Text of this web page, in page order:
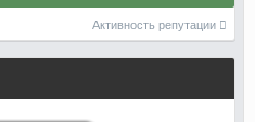
Активность репутации